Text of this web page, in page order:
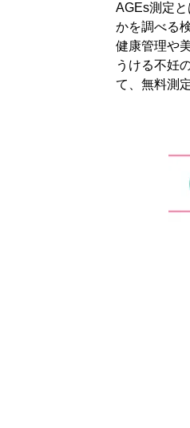
AGEs測定
かを調べる
健康管理や
うける不妊
て、無料測